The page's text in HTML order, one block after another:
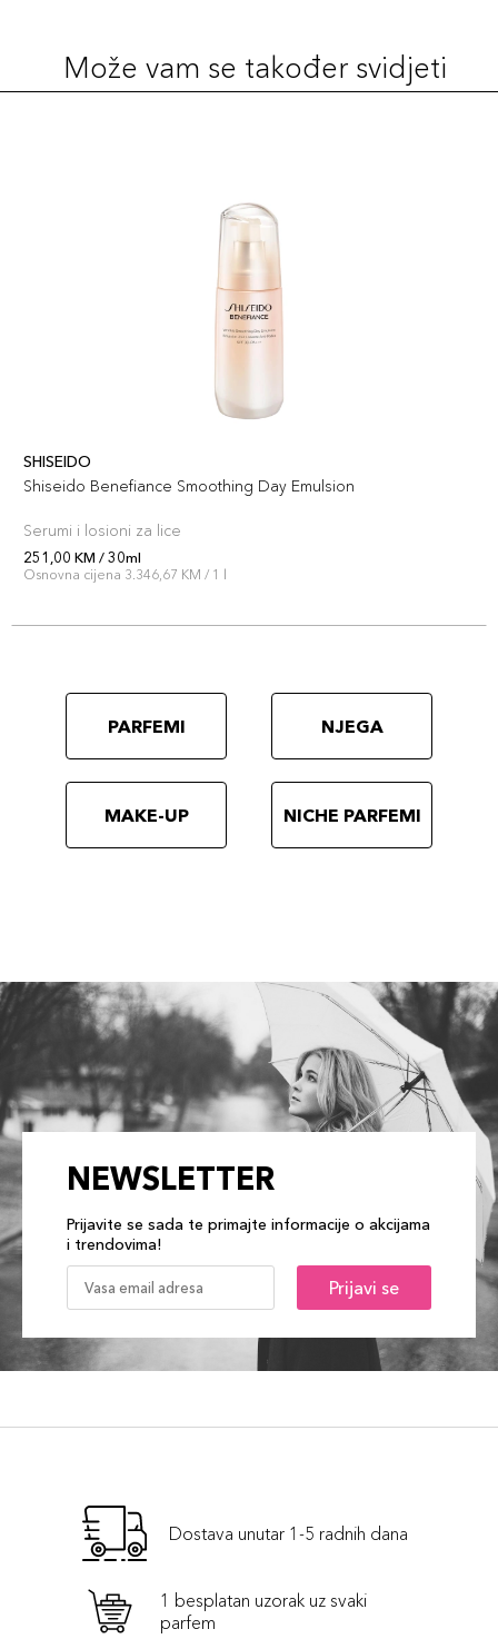
Može vam se također svidjeti
SHISEIDO
Shiseido Benefiance Smoothing Day Emulsion
Serumi i losioni za lice
251,00 KM / 30ml
Osnovna cijena 3.346,67 KM / 1 l
PARFEMI NJEGA
MAKE-UP NICHE PARFEMI
NEWSLETTER
Prijavite se sada te primajte informacije o akcijama
i trendovima!
Prijavi se
Dostava unutar 1-5 radnih dana
1 besplatan uzorak uz svaki
parfem